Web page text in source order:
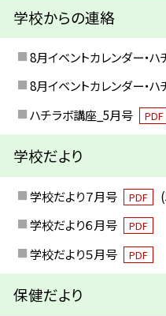
学校からの連絡
8月イベントカレンダー・
8月イベントカレンダー・
ハチラボ講座_5月号
PDF
学校だより
学校だより７月号 PDF
学校だより６月号
PDF
学校だより５月号 PDF
保健だより